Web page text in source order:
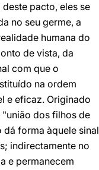
pacto, eles se
no seu germe, a
humana do
de vista, da
com que o
na ordem
e eficaz. Originado
"união dos filhos de
forma àquele sinal
indirectamente no
e permanecem